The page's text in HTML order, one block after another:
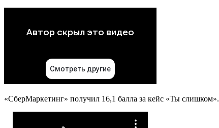
«СберМаркетинг» получил 16,1 балла за кейс «Ты слишком».